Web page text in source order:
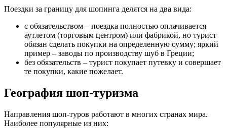
Поездки за границу для шопинга делятся на два вида:
с обязательством – поездка полностью оплачивается
аутлетом (торговым центром) или фабрикой, но турист
обязан сделать покупки на определенную сумму; яркий
пример – заводы по производству шуб в Греции;
без обязательств – турист покупает путевку и совершает
те покупки, какие пожелает.
География шоп-туризма
Направления шоп-туров работают в многих странах мира.
Наиболее популярные из них: